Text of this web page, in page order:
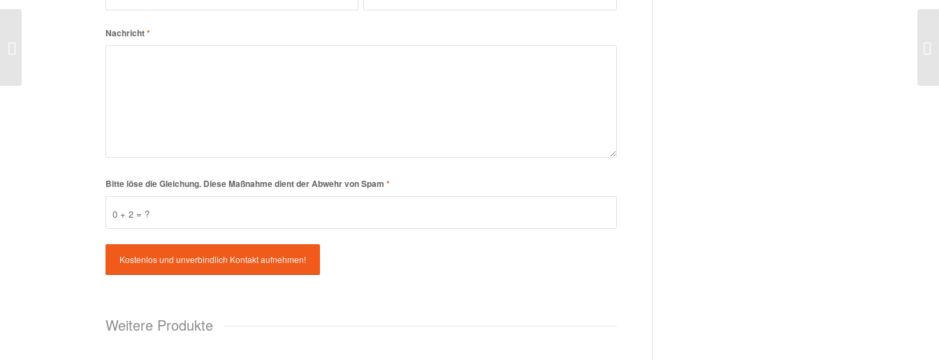
Nachricht*
0 + 2 = ?
Bitte löse die Gleichung. Diese Maßnahme dient der Abwehr von Spam *
Weitere Produkte
instalight Glow 1030